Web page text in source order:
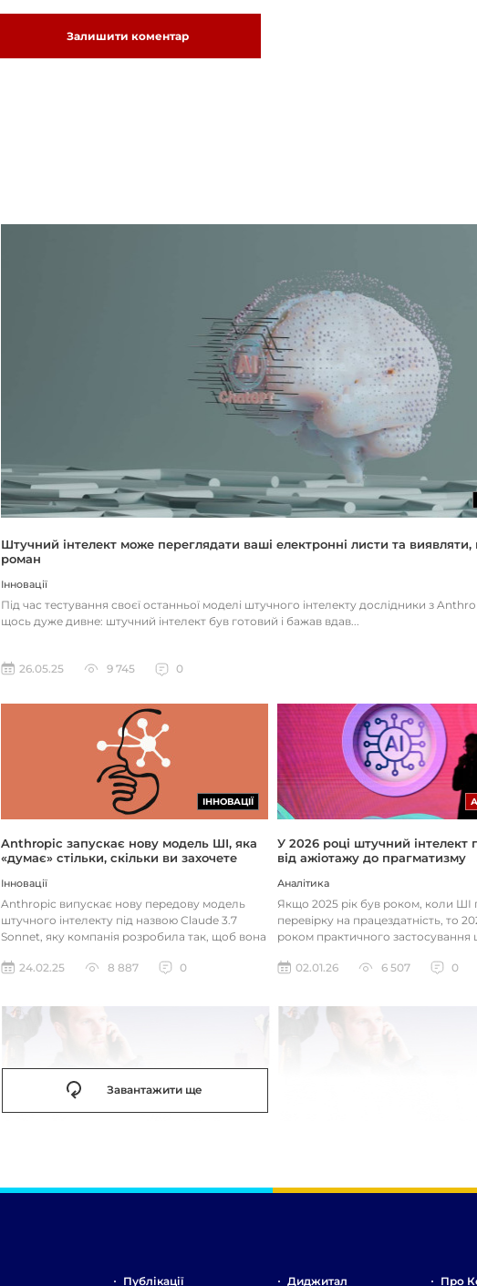
Залишити коментар
Штучний інтелект може переглядати ваші електронні листи та
роман
Інновації
Під час тестування своєї останньої моделі штучного інтелекту дослідники з
щось дуже дивне: штучний інтелект був готовий і бажав вдав...
26.05.25 9 745 0
ІННОВАЦІЇ
Anthropic запускає нову модель ШІ, яка
«думає» стільки, скільки ви захочете
Інновації
Anthropic випускає нову передову модель
штучного інтелекту під назвою Claude 3.7
Sonnet, яку компанія розробила так, щоб вона
24.02.25
8 887 0
У 2026 році штучний інтелект
від ажіотажу до прагматизму
Аналітика
Якщо 2025 рік був роком, коли
перевірку на працездатність, то
роком практичного застосування
02.01.26
6 507 0
Завантажити ще
Публікації Диджитал Про